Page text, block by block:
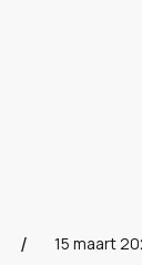
15 maart